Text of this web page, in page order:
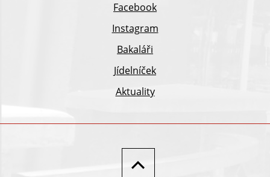
Facebook
Instagram
Bakaláři
Jídelníček
Aktuality